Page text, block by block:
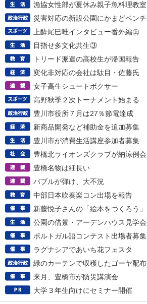
漁協女性部が夏休み親子魚料理教室
災害対応の新設公園にかまどベンチ
上酔尾巳唯インタビュー番外編㊤
目指せ多文化共生③
トリード派遣の高校生が帰国報告
変化非対応の会社は駄目・佐藤氏
女子高生シュートボクサー
高野秋季２次トーナメント始まる
豊川市役所７月は27％節電達成
新商品開発など補助金を追加募集
豊川市が消費生活講座参加者募集
豊橋北ライオンズクラブが納涼例会
豊橋名物は細長い
バブルが弾け、大不況
中部日本吹奏楽コン出場を報告
新藤悦子さんの「絵本をつくろう」
公園の借景・アーデンハウス見学会
ポルトガル語コンテスト出場者募集
ラグナシアであいち花フェスタ
緑のカーテンで収穫したゴーヤ配布
来月、豊橋市が防災講演会
大学３年生向けにセミナー開催